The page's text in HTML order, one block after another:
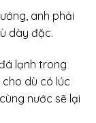
anh phải
dày đặc.
lạnh trong
dù có lúc
nước sẽ lại